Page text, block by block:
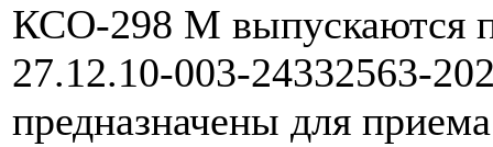
КСО-298 М выпускаются
27.12.10-003-24332563-
предназначены для